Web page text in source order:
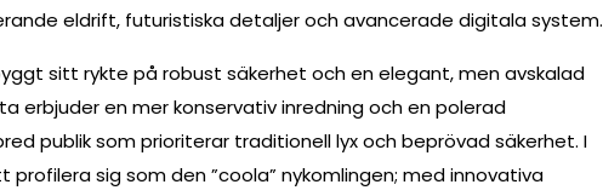
eldrift, futuristiska detaljer och avancerade digitala system.
sitt rykte på robust säkerhet och en elegant, men avskalad
erbjuder en mer konservativ inredning och en polerad
publik som prioriterar traditionell lyx och beprövad säkerhet. I
sig som den ”coola” nykomlingen; med innovativa